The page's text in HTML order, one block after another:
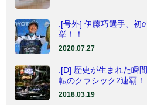
:[号外] 伊藤巧選手、初
挙！！
2020.07.27
:[D] 歴史が生まれた瞬
転のクラシック2連覇！
2018.03.19